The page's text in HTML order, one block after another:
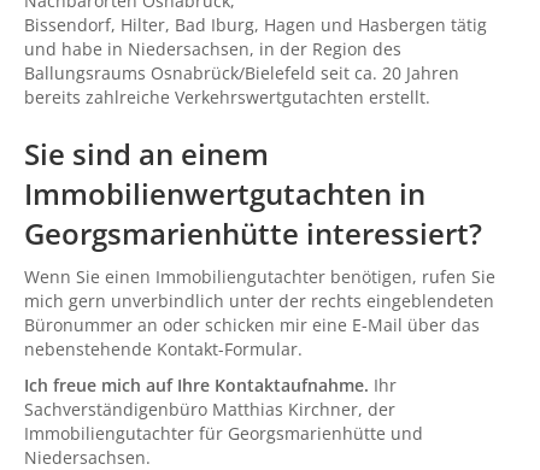
Bissendorf, Hilter, Bad Iburg, Hagen und Hasbergen tätig
und habe in Niedersachsen, in der Region des
Ballungsraums Osnabrück/Bielefeld seit ca. 20 Jahren
bereits zahlreiche Verkehrswertgutachten erstellt.
Sie sind an einem
Immobilienwertgutachten in
Georgsmarienhütte interessiert?
Wenn Sie einen Immobiliengutachter benötigen, rufen Sie
mich gern unverbindlich unter der rechts eingeblendeten
Büronummer an oder schicken mir eine E-Mail über das
nebenstehende Kontakt-Formular.
Ich freue mich auf Ihre Kontaktaufnahme. Ihr
Sachverständigenbüro Matthias Kirchner, der
Immobiliengutachter für Georgsmarienhütte und
Niedersachsen.